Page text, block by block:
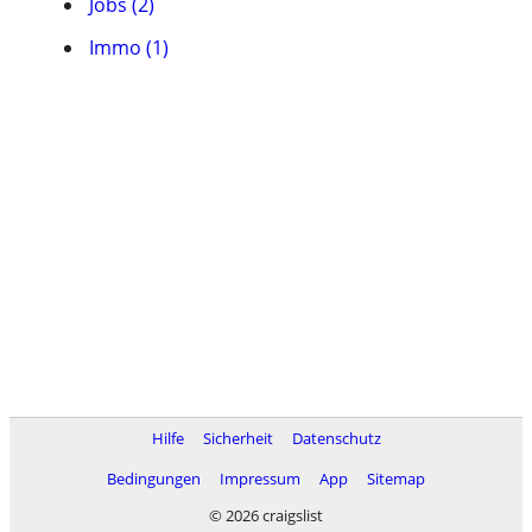
Immo (1)
Hilfe Sicherheit
Datenschutz
Bedingungen
Impressum App
Sitemap
© 2026 craigslist